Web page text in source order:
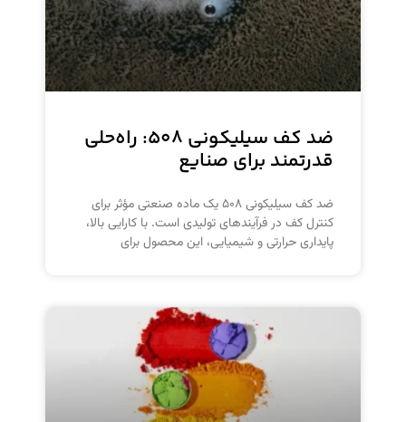
ضد کف سیلیکونی ۵۰۸: راه‌حلی
قدرتمند برای صنایع
ضد کف سیلیکونی ۵۰۸ یک ماده صنعتی مؤثر برای
کنترل کف در فرآیندهای تولیدی است. با کارایی بالا،
پایداری حرارتی و شیمیایی، این محصول برای